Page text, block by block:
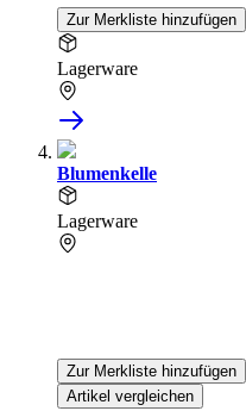
Zur Merkliste hinzufügen
Lagerware
Blumenkelle
Lagerware
Zur Merkliste hinzufügen
Artikel vergleichen